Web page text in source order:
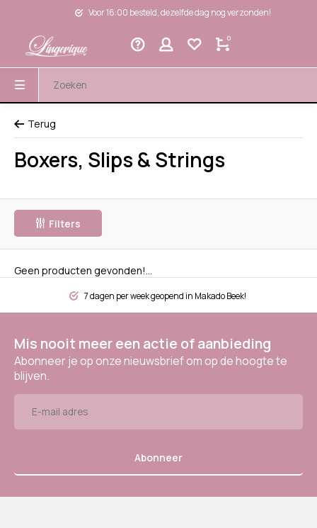
Voor 16:00 besteld, dezelfde dag nog verzonden!
0
Terug
Boxers, Slips & Strings
Filters
Geen producten gevonden!...
7 dagen per week geopend in Makado Beek!
Mis nooit meer een actie of aanbieding
Abonneer je op onze nieuwsbrief om op de hoogte te
blijven.
Abonneer